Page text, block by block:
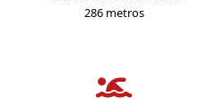
286 metros